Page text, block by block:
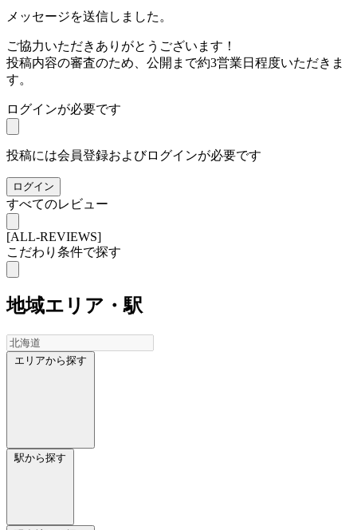
メッセージを送信しました。
ご協力いただきありがとうございます！
投稿内容の審査のため、公開まで約3営業日程度いただきま
す。
ログインが必要です
投稿には会員登録およびログインが必要です
ログイン
すべてのレビュー
[ALL-REVIEWS]
こだわり条件で探す
地域エリア・駅
エリアから探す
駅から探す